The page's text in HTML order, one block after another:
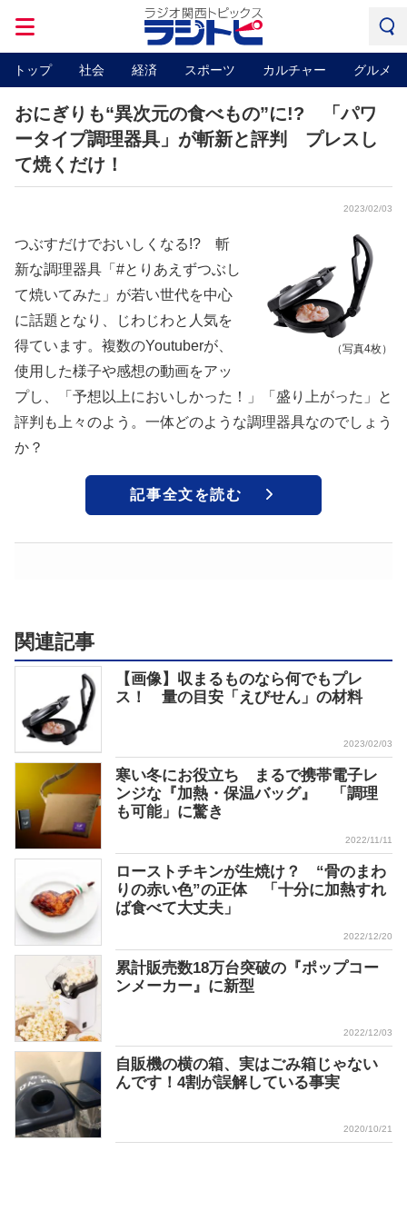
トップ 社会 経済 スポーツ カルチャー グルメ
おにぎりも“異次元の食べもの”に!? 「パワ
ータイプ調理器具」が斬新と評判 プレスし
て焼くだけ！
2023/02/03
（写真4枚）
つぶすだけでおいしくなる!? 斬
新な調理器具「#とりあえずつぶし
て焼いてみた」が若い世代を中心
に話題となり、じわじわと人気を
得ています。複数のYoutuberが、
使用した様子や感想の動画をアッ
プし、「予想以上においしかった！」「盛り上がった」と
評判も上々のよう。一体どのような調理器具なのでしょう
か？
記事全文を読む
関連記事
【画像】収まるものなら何でもプレ
ス！ 量の目安「えびせん」の材料
2023/02/03
寒い冬にお役立ち まるで携帯電子レ
ンジな『加熱・保温バッグ』 「調理
も可能」に驚き
2022/11/11
ローストチキンが生焼け？ “骨のまわ
りの赤い色”の正体 「十分に加熱すれ
ば食べて大丈夫」
2022/12/20
累計販売数18万台突破の『ポップコー
ンメーカー』に新型
2022/12/03
自販機の横の箱、実はごみ箱じゃない
んです！4割が誤解している事実
2020/10/21